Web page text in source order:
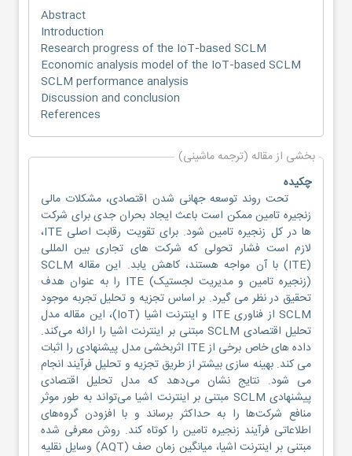
Abstract
Introduction
Research progress of the IoT‑based SCLM
Economic analysis model of the IoT‑based SCLM
SCLM performance analysis
Discussion and conclusion
References
بخشی از مقاله (ترجمه ماشینی)
چکیده
تحت روند توسعه جهانی شدن اقتصادی، مشکلات مالی
زنجیره تامین ممکن است باعث ایجاد بحران جدی برای شرکت
ها در کل زنجیره تامین شود. برای تقویت رقابت اصلی ITE،
لازم است فشار تحولی که شرکت های تجاری بین المللی
(ITE) با آن مواجه هستند، کاهش یابد. این مقاله SCLM
(زنجیره تامین و مدیریت لجستیک) ITE را به عنوان هدف
تحقیق در نظر می گیرد. بر اساس تجزیه و تحلیل تجربه موجود
SCLM از فناوری ITE و اینترنت اشیا (IoT)، این مقاله مدل
تحلیل اقتصادی SCLM مبتنی بر اینترنت اشیا را ارائه می‌کند.
داده های خاص برخی از ITE اثربخشی مدل پیشنهادی را اثبات
می کند. بهینه سازی بیشتر از طریق تجزیه و تحلیل فرآیند انجام
می شود. نتایج نشان می‌دهد که مدل تحلیل اقتصادی
پیشنهادی SCLM مبتنی بر اینترنت اشیا می‌تواند به طور موثر
منافع شرکت‌ها را به حداکثر برساند و با افزودن گروه‌های
اطلاعاتی فرآیند زنجیره تامین را کوتاه کند. روش معرفی شده
مبتنی بر اینترنت اشیا، میانگین زمان صف (AQT) وسایل نقلیه